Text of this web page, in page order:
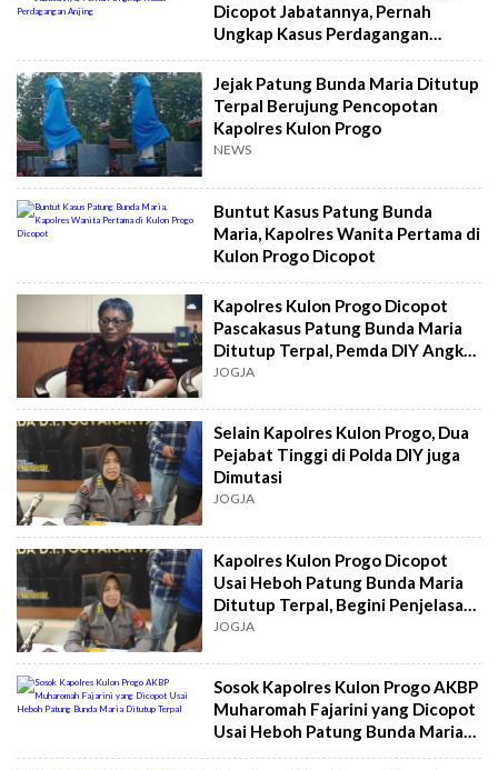
Dicopot Jabatannya, Pernah
Ungkap Kasus Perdagangan
Anjing
Jejak Patung Bunda Maria Ditutup
Terpal Berujung Pencopotan
Kapolres Kulon Progo
NEWS
Buntut Kasus Patung Bunda
Maria, Kapolres Wanita Pertama di
Kulon Progo Dicopot
Kapolres Kulon Progo Dicopot
Pascakasus Patung Bunda Maria
Ditutup Terpal, Pemda DIY Angkat
Bicara
JOGJA
Selain Kapolres Kulon Progo, Dua
Pejabat Tinggi di Polda DIY juga
Dimutasi
JOGJA
Kapolres Kulon Progo Dicopot
Usai Heboh Patung Bunda Maria
Ditutup Terpal, Begini Penjelasan
Polda DIY
JOGJA
Sosok Kapolres Kulon Progo AKBP
Muharomah Fajarini yang Dicopot
Usai Heboh Patung Bunda Maria
Ditutup Terpal